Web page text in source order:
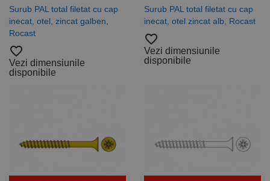
Surub PAL total filetat cu cap
inecat, otel, zincat galben,
Rocast
favorite_border
Vezi dimensiunile
disponibile
Surub PAL total filetat cu cap
inecat, otel zincat alb, Rocast
favorite_border
Vezi dimensiunile
disponibile